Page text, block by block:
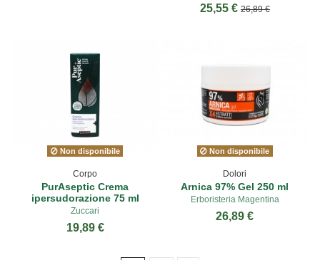
25,55 € 26,89 €
Non disponibile
Corpo
PurAseptic Crema
ipersudorazione 75 ml
Zuccari
19,89 €
Non disponibile
Dolori
Arnica 97% Gel 250 ml
Erboristeria Magentina
26,89 €